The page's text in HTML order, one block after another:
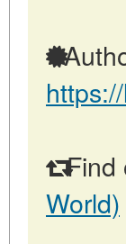
Find
World)